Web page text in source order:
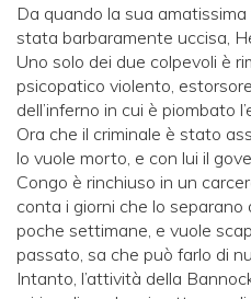
Da quando la sua
stata barbaramente uccisa,
Uno solo dei due colpevoli è
psicopatico violento,
dell’inferno in cui è piombato
Ora che il criminale è stato
lo vuole morto, e con lui il
Congo è rinchiuso in un
conta i giorni che lo separano
poche settimane, e vuole
passato, sa che può farlo di
Intanto, l’attività della